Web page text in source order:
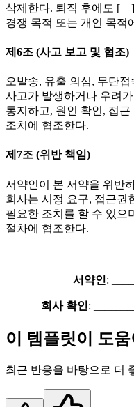
삭제한다. 퇴직 후에도
경쟁 목적 또는 개인 목적
제6조 (사고 보고 및 협조)
오발송, 유출 의심, 무단
사고가 발생하거나 우려
통지하고, 원인 확인, 접근
조치에 협조한다.
제7조 (위반 책임)
서약인이 본 서약을 위반
회사는 시정 요구, 접근권
필요한 조치를 할 수 있으
절차에 협조한다.
서약인:
회사 확인:
이 템플릿이 도
최근 반응을 바탕으로 더